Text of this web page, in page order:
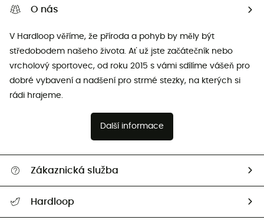
O nás
V Hardloop věříme, že příroda a pohyb by měly být
středobodem našeho života. Ať už jste začátečník nebo
vrcholový sportovec, od roku 2015 s vámi sdílíme vášeň pro
dobré vybavení a nadšení pro strmé stezky, na kterých si
rádi hrajeme.
Další informace
Zákaznická služba
Hardloop